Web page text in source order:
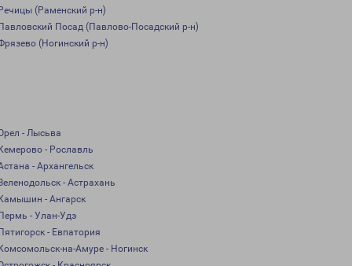
(Раменский р-н)
Посад (Павлово-Посадский р-н)
(Ногинский р-н)
- Лысьва
- Рославль
- Архангельск
- Астрахань
- Ангарск
- Улан-Удэ
- Евпатория
на-Амуре - Ногинск